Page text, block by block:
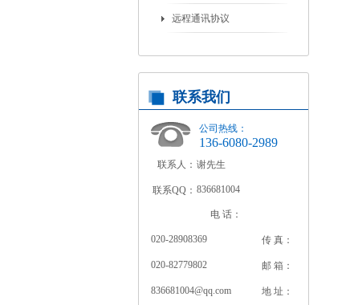
远程通讯协议
联系我们
公司热线：
136-6080-2989
联系人： 谢先生
联系QQ： 836681004
电 话：
020-28908369 传 真：
020-82779802 邮 箱：
836681004@qq.com 地 址：